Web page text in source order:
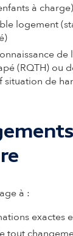
à charge)
logement
de
(RQTH) ou
situation de
à :
exactes
tout